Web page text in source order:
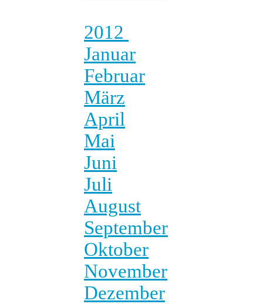
2012
Januar
Februar
März
April
Mai
Juni
Juli
August
September
Oktober
November
Dezember